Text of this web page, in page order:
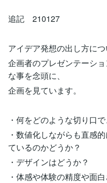
追記 210127
アイデア発想の出し方につ
企画者のプレゼンテーシ
な事を念頭に、
企画を見ています。
・何をどのような切り口
・数値化しながらも直感
ているのかどうか？
・デザインはどうか？
・体感や体験の精度や面